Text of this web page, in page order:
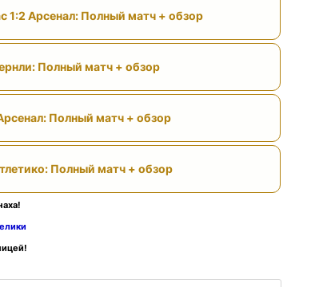
1:2 Арсенал: Полный матч + обзор
Полный матч + обзор
Полный матч + обзор
Полный матч + обзор